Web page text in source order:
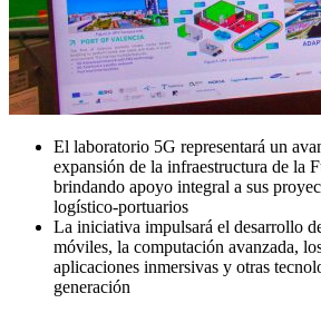
El laboratorio 5G representará un
expansión de la infraestructura de la
brindando apoyo integral a sus
logístico-portuarios
La iniciativa impulsará el desarrollo
móviles, la computación avanzada,
aplicaciones inmersivas y otras
generación